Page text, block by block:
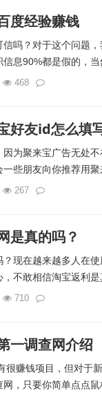
度经验赚钱
吗？对于这个问题
息90%都是假的，当
468
好友id怎么填
为聚来宝广告无处
些朋友向你推荐用聚
267
是真的吗？
现在越来越多人在
不敢相信淘宝返利是
710
一调查网介绍
赚钱项目，但对于
，只要你简单点点鼠